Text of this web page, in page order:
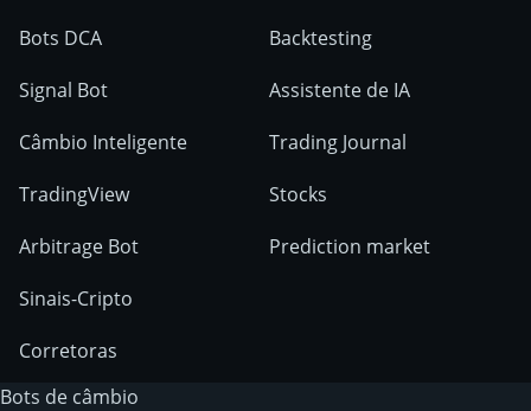
Bots DCA
Signal Bot
Câmbio Inteligente
TradingView
Arbitrage Bot
Sinais-Cripto
Corretoras
Backtesting
Assistente de IA
Trading Journal
Stocks
Prediction market
Bots de câmbio